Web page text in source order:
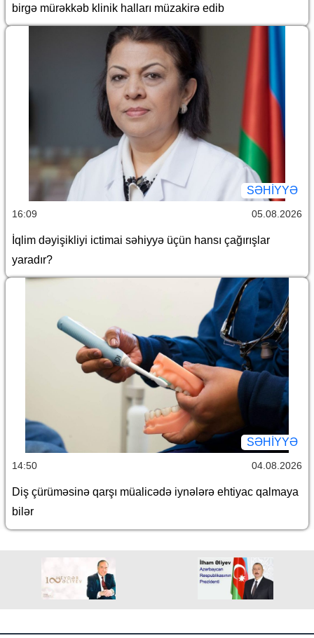
birgə mürəkkəb klinik halları müzakirə edib
SƏHIYYƏ
16:09 05.08.2026
İqlim dəyişikliyi ictimai səhiyyə üçün hansı çağırışlar
yaradır?
SƏHIYYƏ
14:50 04.08.2026
Diş çürüməsinə qarşı müalicədə iynələrə ehtiyac qalmaya
bilər